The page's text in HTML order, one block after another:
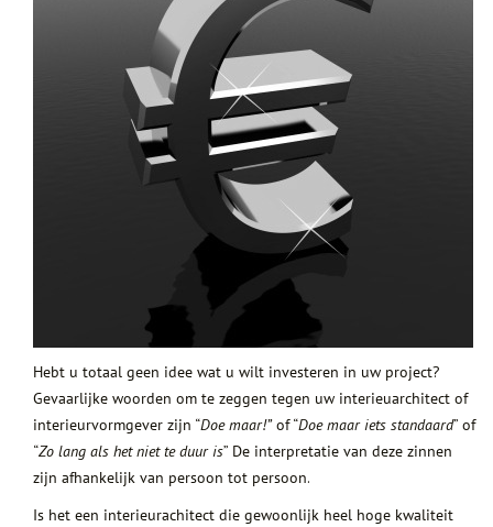
Hebt u totaal geen idee wat u wilt investeren in uw project?
Gevaarlijke woorden om te zeggen tegen uw interieuarchitect of
interieurvormgever zijn “Doe maar!”of “Doe maar iets standaard” of
“Zo lang als het niet te duur is” De interpretatie van deze zinnen
zijn afhankelijk van persoon tot persoon.
Is het een interieurachitect die gewoonlijk heel hoge kwaliteit